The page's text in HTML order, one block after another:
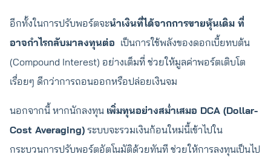
อีกทั้งในการปรับพอร์ตจะนำเงินที่ได้จากการขายหุ้นเดิม ที่
อาจกำไรกลับมาลงทุนต่อ เป็นการใช้พลังของดอกเบี้ยทบต้น
(Compound Interest) อย่างเต็มที่ ช่วยให้มูลค่าพอร์ตเติบโต
เรื่อยๆ ดีกว่าการถอนออกหรือปล่อยเงินจม
นอกจากนี้ หากนักลงทุน เพิ่มทุนอย่างสม่ำเสมอ DCA (Dollar-
Cost Averaging) ระบบจะรวมเงินก้อนใหม่นี้เข้าไปใน
กระบวนการปรับพอร์ตอัตโนมัติด้วยทันที ช่วยให้การลงทุนเป็นไป